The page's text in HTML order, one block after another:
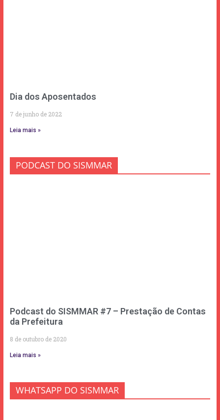
Dia dos Aposentados
7 de junho de 2022
Leia mais »
PODCAST DO SISMMAR
Podcast do SISMMAR #7 – Prestação de Contas
da Prefeitura
8 de outubro de 2020
Leia mais »
WHATSAPP DO SISMMAR